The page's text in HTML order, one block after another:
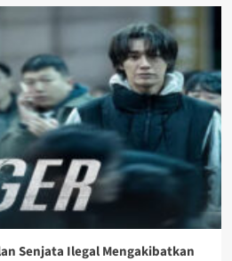
Senjata Ilegal Mengakibatkan